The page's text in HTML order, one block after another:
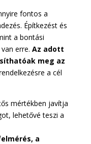
fontos a
Építkezést és
a bontási
erre. Az adott
meg az
a cél
mértékben javítja
lehetővé teszi a
a